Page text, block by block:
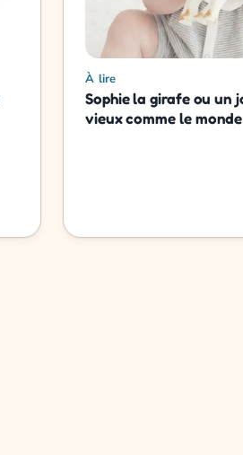
À lire
Sophie la girafe ou un
vieux comme le monde